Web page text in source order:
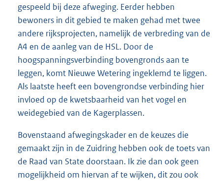
gespeeld bij deze afweging. Eerder hebben
bewoners in dit gebied te maken gehad met twee
andere rijksprojecten, namelijk de verbreding van de
A4 en de aanleg van de HSL. Door de
hoogspanningsverbinding bovengronds aan te
leggen, komt Nieuwe Wetering ingeklemd te liggen.
Als laatste heeft een bovengrondse verbinding hier
invloed op de kwetsbaarheid van het vogel en
weidegebied van de Kagerplassen.
Bovenstaand afwegingskader en de keuzes die
gemaakt zijn in de Zuidring hebben ook de toets van
de Raad van State doorstaan. Ik zie dan ook geen
mogelijkheid om hiervan af te wijken, dit zou ook